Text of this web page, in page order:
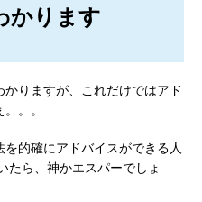
かります
りますが、これだけではアド
。。
的確にアドバイスができる人
たら、神かエスパーでしょ